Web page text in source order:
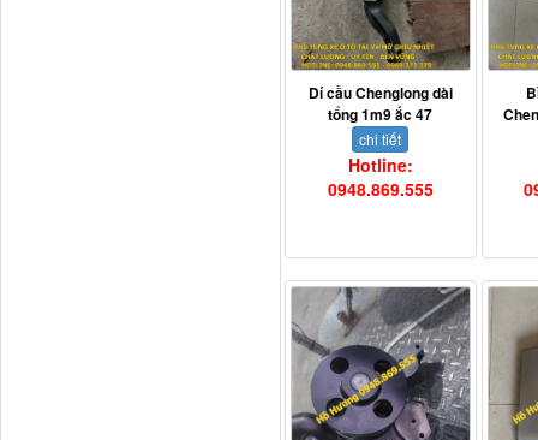
Dí cầu Chenglong dài
tổng 1m9 ắc 47
chi tiết
Hotline:
0948.869.555